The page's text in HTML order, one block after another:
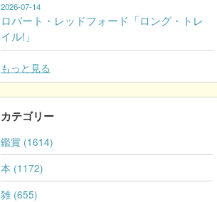
2026-07-14
ロバート・レッドフォード「ロング・トレ
イル!」
もっと見る
カテゴリー
鑑賞 (1614)
本 (1172)
雑 (655)